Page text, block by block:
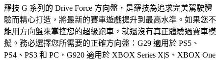
羅技 G 系列的 Drive Force 方向盤，是羅技為追求完美駕駛體
驗而精心打造，將最新的賽車遊戲提升到最高水準。如果您不
能用方向盤來掌控您的超級跑車，就還沒有真正體驗過賽車模
擬。務必選擇您所需要的正確方向盤：G29 適用於 PS5、
PS4、PS3 和 PC，G920 適用於 XBOX Series X|S、XBOX One